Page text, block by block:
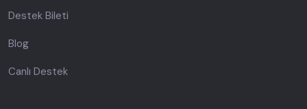
Destek Bileti
Blog
Canlı Destek